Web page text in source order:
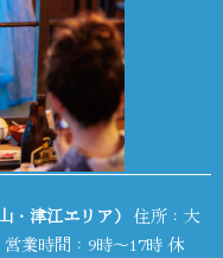
・津江エリア） 住所：大
営業時間：9時～17時 休